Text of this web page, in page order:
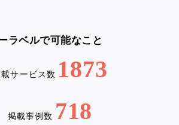
ラベルで可能なこと
サービス数 1873
掲載事例数 718